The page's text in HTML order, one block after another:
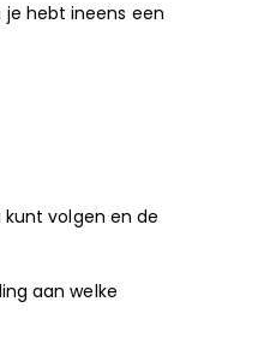
hebt ineens een
kunt volgen en de
aan welke